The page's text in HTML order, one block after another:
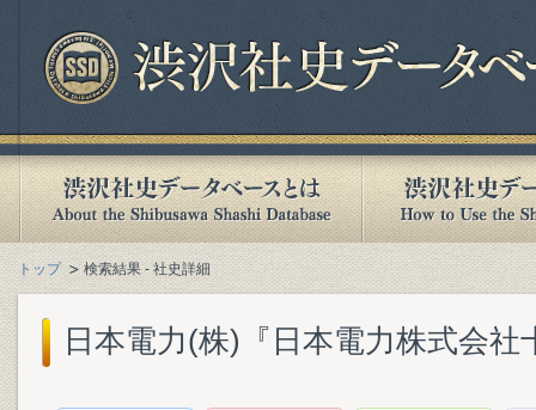
トップ 検索結果 - 社史詳細
日本電力(株)『日本電力株式会社